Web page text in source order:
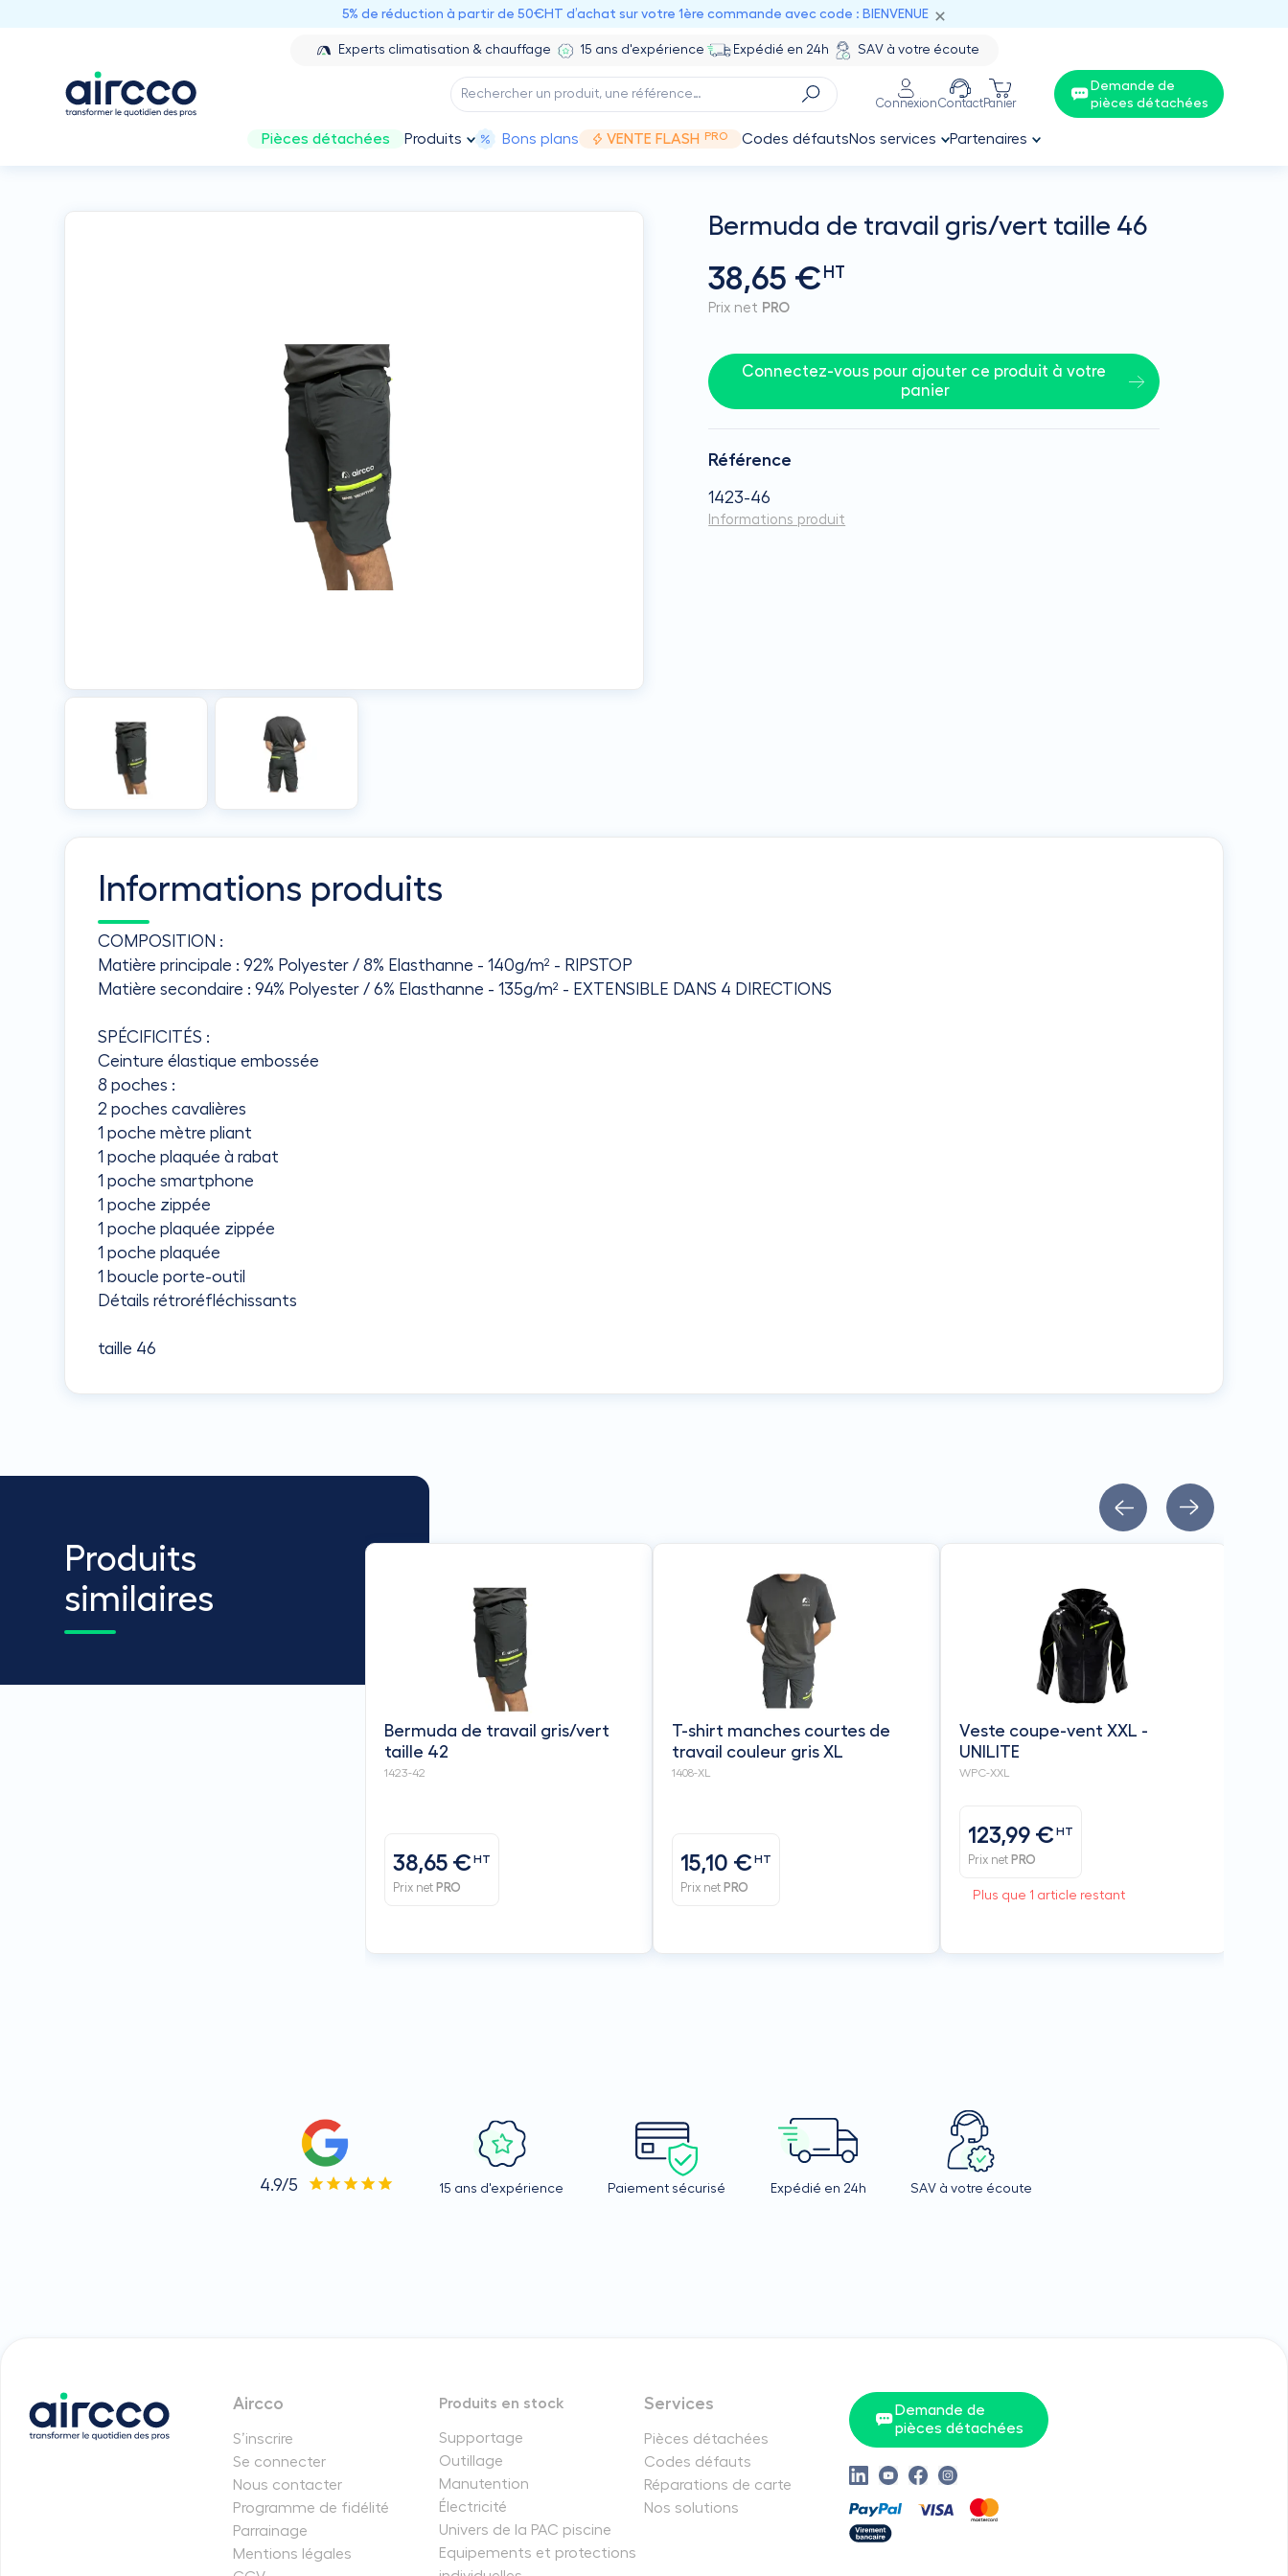
5% de réduction à partir de 50€HT d’achat sur votre 1ère commande avec code : BIENVENUE
Experts climatisation & chauffage 15 ans d'expérience Expédié en 24h SAV à votre écoute
ConnexionContactPanier
Demande de
pièces détachées
Pièces détachées Produits Bons plans VENTE FLASH PRO Codes défautsNos services Partenaires
Bermuda de travail gris/vert taille 46
38,65 € HT
Prix net PRO
Connectez-vous pour ajouter ce produit à votre
panier
Référence
1423-46
Informations produit
Informations produits
COMPOSITION :
Matière principale : 92% Polyester / 8% Elasthanne - 140g/m² - RIPSTOP
Matière secondaire : 94% Polyester / 6% Elasthanne - 135g/m² - EXTENSIBLE DANS 4 DIRECTIONS
SPÉCIFICITÉS :
Ceinture élastique embossée
8 poches :
2 poches cavalières
1 poche mètre pliant
1 poche plaquée à rabat
1 poche smartphone
1 poche zippée
1 poche plaquée zippée
1 poche plaquée
1 boucle porte-outil
Détails rétroréfléchissants
taille 46
Produits
similaires
Bermuda de travail gris/vert
taille 42
1423-42
38,65 €HT
Prix net PRO
T-shirt manches courtes de
travail couleur gris XL
1408-XL
15,10 €HT
Prix net PRO
Veste coupe-vent XXL -
UNILITE
WPC-XXL
123,99 €HT
Prix net PRO
Plus que 1 article restant
4.9/5 15 ans d'expérience Paiement sécurisé Expédié en 24h SAV à votre écoute
Aircco
S’inscrire
Se connecter
Nous contacter
Programme de fidélité
Parrainage
Mentions légales
Produits en stock
Supportage
Outillage
Manutention
Électricité
Univers de la PAC piscine
Equipements et protections
Services
Pièces détachées
Codes défauts
Réparations de carte
Nos solutions
Demande de
pièces détachées